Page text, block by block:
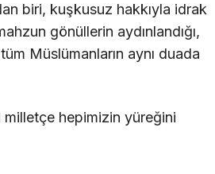
biri, kuşkusuz hakkıyla idrak
gönüllerin aydınlandığı,
Müslümanların aynı duada
milletçe hepimizin yüreğini